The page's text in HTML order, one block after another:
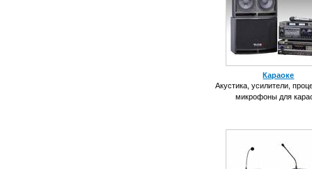
Караоке
Акустика, усилители,
микрофоны для